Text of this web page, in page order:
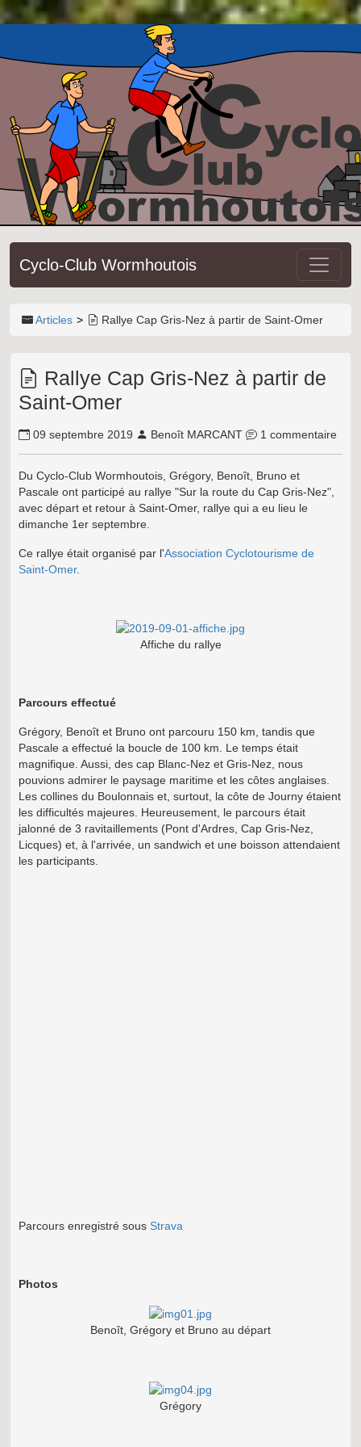
Cyclo-Club Wormhoutois
Articles Rallye Cap Gris-Nez à partir de Saint-Omer
Rallye Cap Gris-Nez à partir de
Saint-Omer
09 septembre 2019 Benoît MARCANT 1 commentaire
Du Cyclo-Club Wormhoutois, Grégory, Benoît, Bruno et
Pascale ont participé au rallye "Sur la route du Cap Gris-Nez",
avec départ et retour à Saint-Omer, rallye qui a eu lieu le
dimanche 1er septembre.
Ce rallye était organisé par l'Association Cyclotourisme de
Saint-Omer.
Affiche du rallye
Parcours effectué
Grégory, Benoît et Bruno ont parcouru 150 km, tandis que
Pascale a effectué la boucle de 100 km. Le temps était
magnifique. Aussi, des cap Blanc-Nez et Gris-Nez, nous
pouvions admirer le paysage maritime et les côtes anglaises.
Les collines du Boulonnais et, surtout, la côte de Journy étaient
les difficultés majeures. Heureusement, le parcours était
jalonné de 3 ravitaillements (Pont d'Ardres, Cap Gris-Nez,
Licques) et, à l'arrivée, un sandwich et une boisson attendaient
les participants.
Parcours enregistré sous Strava
Photos
Benoît, Grégory et Bruno au départ
Grégory